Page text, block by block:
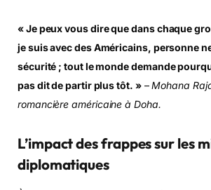
« Je peux vous dire que dans chaque
je suis avec des Américains, personne
sécurité ; tout le monde demande
pas dit de partir plus tôt. »–Mohana
romancière américaine à Doha.
L’impact des frappes sur les
diplomatiques